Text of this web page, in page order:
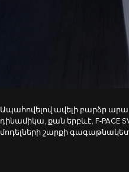
Ապահովելով ավելի բարձր
դինամիկա, քան երբևէ, F-PACE
մոդելների շարքի